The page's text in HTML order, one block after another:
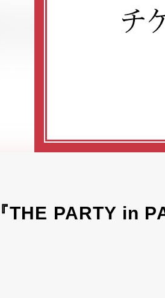
『THE PARTY in